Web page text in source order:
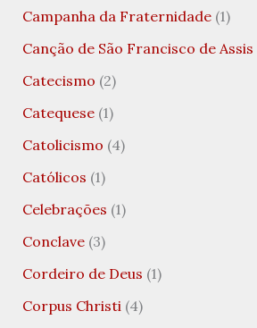
Campanha da Fraternidade(1)
Canção de São Francisco de Assis
Catecismo (2)
Catequese(1)
Catolicismo (4)
Católicos (1)
Celebrações (1)
Conclave(3)
Cordeiro de Deus (1)
Corpus Christi(4)